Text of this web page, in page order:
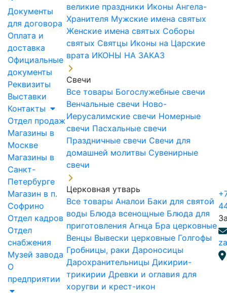
Документы
для договора
Оплата и
доставка
Официальные
документы
Реквизиты
Выставки
Контакты
Отдел продаж
Магазины в
Москве
Магазины в
Санкт-
Петербурге
Магазин в п.
Софрино
Отдел кадров
Отдел
снабжения
Музей завода
О
предприятии
великие праздники Иконы Ангела-
Хранителя Мужские имена святых
Женские имена святых Соборы
святых Святцы Иконы на Царские
врата ИКОНЫ НА ЗАКАЗ
Свечи
Все товары Богослужебные свечи
Венчальные свечи Ново-
Иерусалимские свечи Номерные
свечи Пасхальные свечи
Праздничные свечи Свечи для
домашней молитвы Сувенирные
свечи
Церковная утварь
Все товары Аналои Баки для святой
воды Блюда всенощные Блюда для
приготовления Агнца Бра церковные
Венцы Вывески церковные Голгофы
Гробницы, раки Дароносицы
Дарохранительницы Дикирии-
трикирии Древки и оглавия для
хоругви и крест-икон